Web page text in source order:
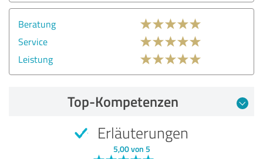
Beratung
Service
Leistung
Top-Kompetenzen
Erläuterungen
5,00 von 5